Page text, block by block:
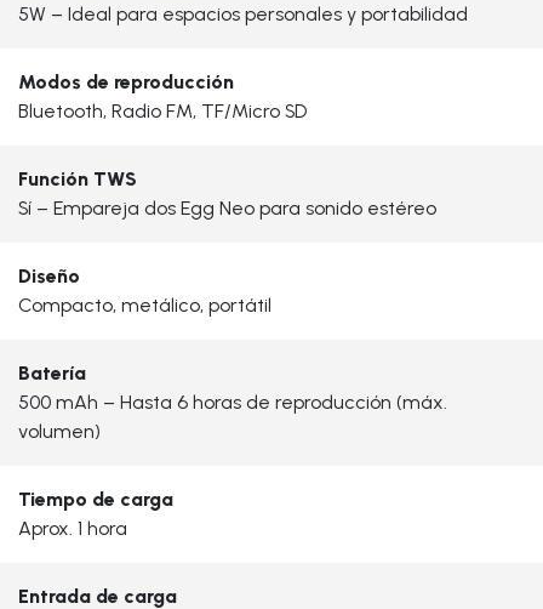
5W – Ideal para espacios personales y portabilidad
Modos de reproducción
Bluetooth, Radio FM, TF/Micro SD
Función TWS
Sí – Empareja dos Egg Neo para sonido estéreo
Diseño
Compacto, metálico, portátil
Batería
500 mAh – Hasta 6 horas de reproducción (máx.
volumen)
Tiempo de carga
Aprox. 1 hora
Entrada de carga